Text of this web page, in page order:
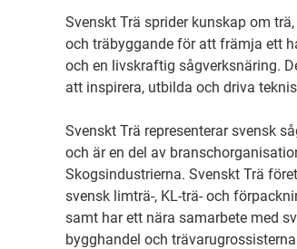
Svenskt Trä sprider kunskap om
och träbyggande för att främja ett
och en livskraftig sågverksnäring.
att inspirera, utbilda och driva
Svenskt Trä representerar svensk
och är en del av
Skogsindustrierna. Svenskt Trä
svensk limträ-, KL-trä- och
samt har ett nära samarbete med
bygghandel och